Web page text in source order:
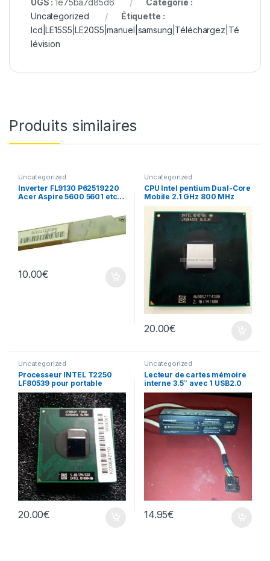
UGS :1e75ba7d85d6
Catégorie :
Uncategorized
Étiquette :
lcd|LE15S5|LE20S5|manuel|samsung|Téléchargez|Té
lévision
Produits similaires
Uncategorized
Inverter FL9130 P62519220
Acer Aspire 5600 5601 etc…
10.00€
Uncategorized
CPU Intel pentium Dual-Core
Mobile 2.1 GHz 800 MHz
20.00€
Uncategorized
Processeur INTEL T2250
LF80539 pour portable
20.00€
Uncategorized
Lecteur de cartes mémoire
interne 3.5″ avec 1 USB2.0
14.95€